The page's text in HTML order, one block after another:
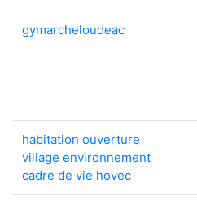
gymarcheloudeac
habitation ouverture
village environnement
cadre de vie hovec